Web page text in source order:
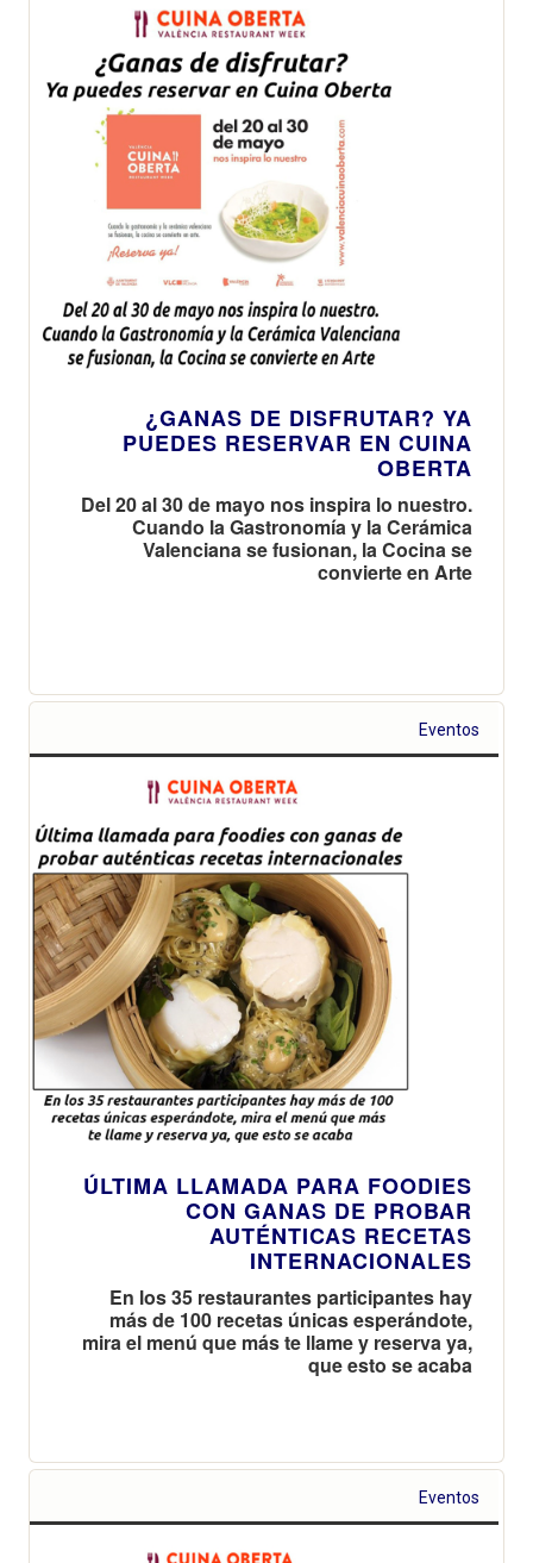
¿GANAS DE DISFRUTAR? YA
PUEDES RESERVAR EN CUINA
OBERTA
Del 20 al 30 de mayo nos inspira lo nuestro.
Cuando la Gastronomía y la Cerámica
Valenciana se fusionan, la Cocina se
convierte en Arte
Eventos
ÚLTIMA LLAMADA PARA FOODIES
CON GANAS DE PROBAR
AUTÉNTICAS RECETAS
INTERNACIONALES
En los 35 restaurantes participantes hay
más de 100 recetas únicas esperándote,
mira el menú que más te llame y reserva ya,
que esto se acaba
Eventos